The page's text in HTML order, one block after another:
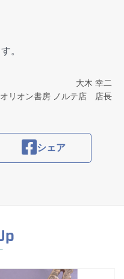
。
大木 幸二
オリオン書房 ノルテ店 店長
シェア